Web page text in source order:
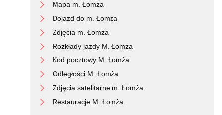
Mapa m. Łomża
Dojazd do m. Łomża
Zdjęcia m. Łomża
Rozkłady jazdy M. Łomża
Kod pocztowy M. Łomża
Odległości M. Łomża
Zdjęcia satelitarne m. Łomża
Restauracje M. Łomża